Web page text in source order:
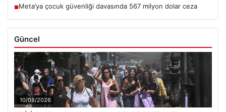
■Meta’ya çocuk güvenliği davasında 567 milyon dolar ceza
Güncel
10/08/2026